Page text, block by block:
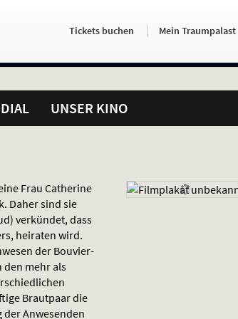
Servicefunktionen
Aktuelles
HierTickets buchen . Mein Traumpalast
UNSER KINO
Frau Catherine
Daher sind sie
verkündet, dass
heiraten wird.
der Bouvier-
den mehr als
Brautpaar die
Anwesenden